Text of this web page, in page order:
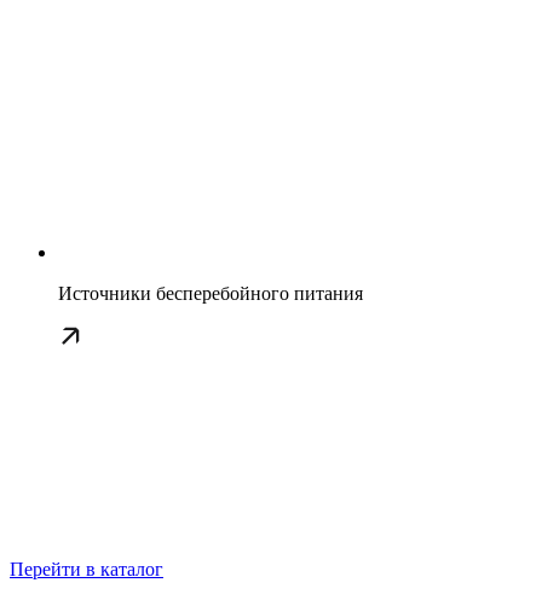
Источники бесперебойного питания
Перейти в каталог